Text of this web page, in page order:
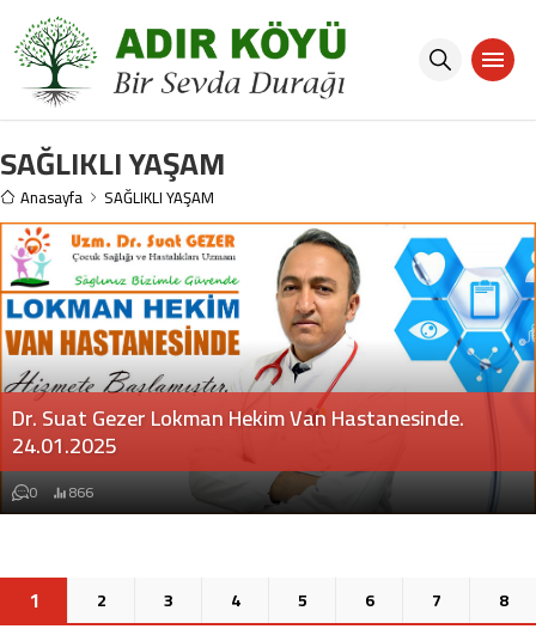
SAĞLIKLI YAŞAM
Anasayfa SAĞLIKLI YAŞAM
Uzm. Dr. Can Ebiri – Van TV – Sağlık Olsun Programının
Tamamı. 17.11.2023
0 791
1 2 3 4 5 6 7 8